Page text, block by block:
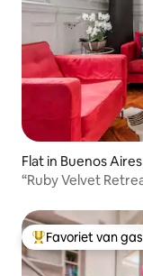
Flat in Buenos Aires
“Ruby Velvet
Topfavoriet van
Favoriet van